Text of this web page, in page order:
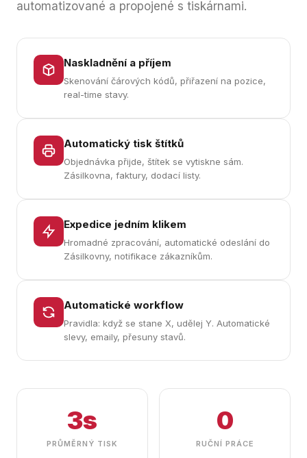
automatizované a propojené s tiskárnami.
Naskladnění a příjem
Skenování čárových kódů, přiřazení na pozice,
real-time stavy.
Automatický tisk štítků
Objednávka přijde, štítek se vytiskne sám.
Zásilkovna, faktury, dodací listy.
Expedice jedním klikem
Hromadné zpracování, automatické odeslání do
Zásilkovny, notifikace zákazníkům.
Automatické workflow
Pravidla: když se stane X, udělej Y. Automatické
slevy, emaily, přesuny stavů.
3s
PRŮMĚRNÝ TISK
0
RUČNÍ PRÁCE